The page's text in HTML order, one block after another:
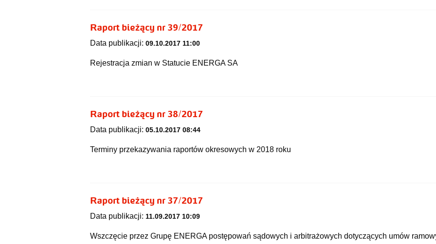
Raport bieżący nr 39/2017
Data publikacji: 09.10.2017 11:00
Rejestracja zmian w Statucie ENERGA SA
Raport bieżący nr 38/2017
Data publikacji: 05.10.2017 08:44
Terminy przekazywania raportów okresowych w 2018 roku
Raport bieżący nr 37/2017
Data publikacji: 11.09.2017 10:09
Wszczęcie przez Grupę ENERGA postępowań sądowych i arbitrażowych dotyczących umów